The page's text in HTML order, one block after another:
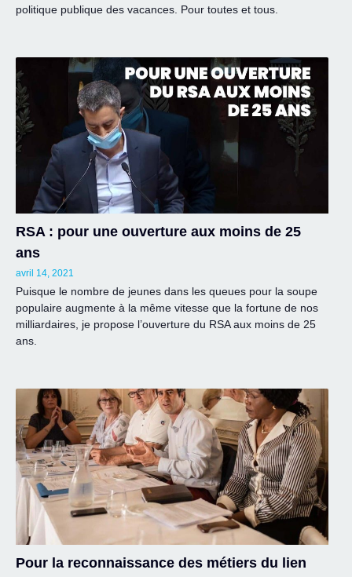
politique publique des vacances. Pour toutes et tous.
RSA : pour une ouverture aux moins de 25
ans
avril 14, 2021
Puisque le nombre de jeunes dans les queues pour la soupe
populaire augmente à la même vitesse que la fortune de nos
milliardaires, je propose l’ouverture du RSA aux moins de 25
ans.
Pour la reconnaissance des métiers du lien